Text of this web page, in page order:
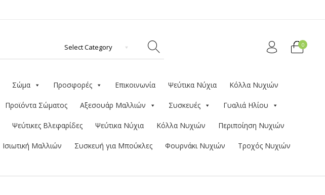
0
Σώμα Προσφορές Επικοινωνία Ψεύτικα Νύχια Κόλλα Νυχιών
Προϊόντα Σώματος Αξεσουάρ Μαλλιών Συσκευές Γυαλιά Ηλίου
Ψεύτικες Βλεφαρίδες Ψεύτικα Νύχια Κόλλα Νυχιών Περιποίηση Νυχιών
Ισιωτική Μαλλιών Συσκευή για Μπούκλες Φουρνάκι Νυχιών Τροχός Νυχιών